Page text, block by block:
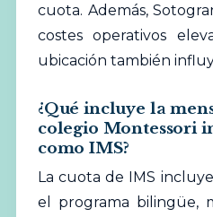
cuota. Además,
costes operativos
ubicación también
¿Qué incluye la
colegio Montessori
como IMS?
La cuota de IMS
el programa bilingüe,